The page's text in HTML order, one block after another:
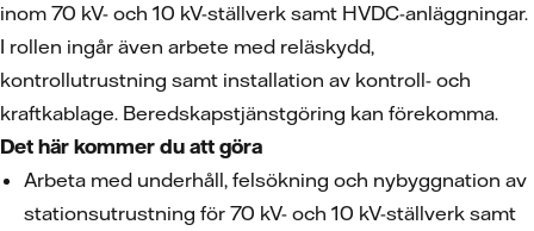
inom 70 kV- och 10 kV-ställverk samt HVDC-anläggningar.
I rollen ingår även arbete med reläskydd,
kontrollutrustning samt installation av kontroll- och
kraftkablage. Beredskapstjänstgöring kan förekomma.
Det här kommer du att göra
Arbeta med underhåll, felsökning och nybyggnation av
stationsutrustning för 70 kV- och 10 kV-ställverk samt